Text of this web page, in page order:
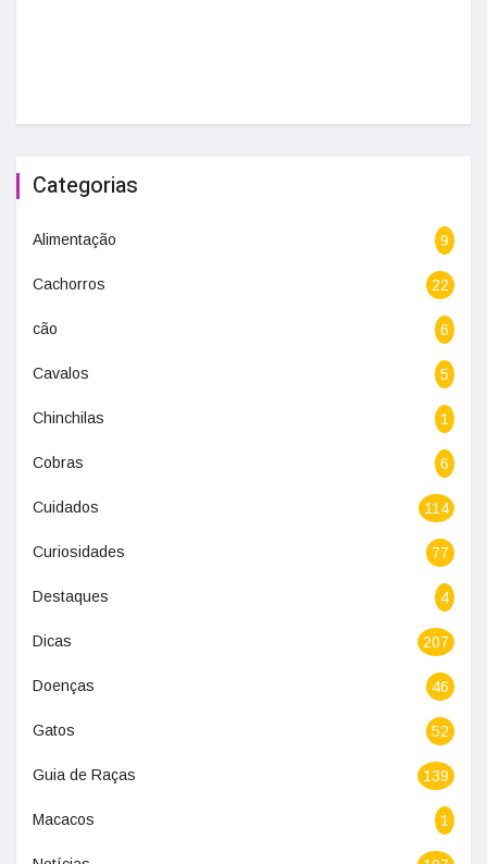
Categorias
Alimentação 9
Cachorros 22
cão 6
Cavalos 5
Chinchilas 1
Cobras 6
Cuidados 114
Curiosidades 77
Destaques 4
Dicas 207
Doenças 46
Gatos 52
Guia de Raças 139
Macacos 1